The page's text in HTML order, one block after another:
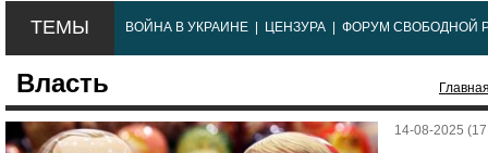
ТЕМЫ ВОЙНА В УКРАИНЕ ЦЕНЗУРА ФОРУМ СВОБОДНОЙ
Власть
14-08-2025